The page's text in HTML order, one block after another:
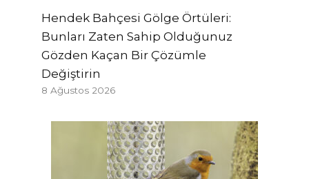
Hendek Bahçesi Gölge Örtüleri:
Bunları Zaten Sahip Olduğunuz
Gözden Kaçan Bir Çözümle
Değiştirin
8 Ağustos 2026